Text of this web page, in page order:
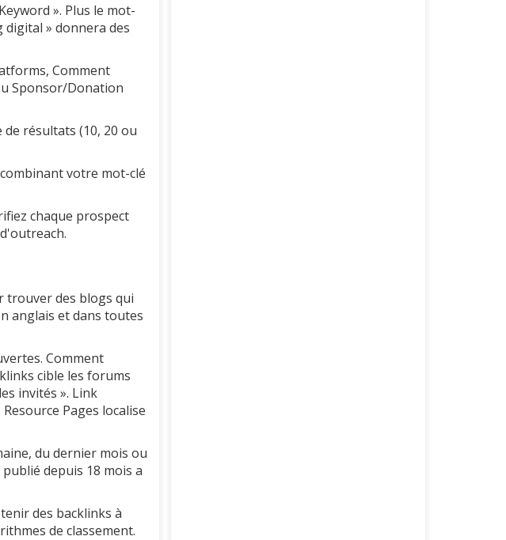
». Plus le mot-
» donnera des
Comment
Sponsor/Donation
résultats (10, 20 ou
votre mot-clé
chaque prospect
trouver des blogs qui
anglais et dans toutes
Comment
cible les forums
invités ». Link
Pages localise
du dernier mois ou
depuis 18 mois a
des backlinks à
de classement.